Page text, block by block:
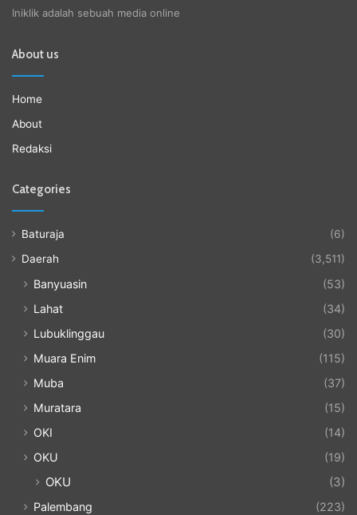
Iniklik adalah sebuah media online
About us
Home
About
Redaksi
Categories
Baturaja
(6)
Daerah
(3,511)
Banyuasin
(53)
Lahat
(34)
Lubuklinggau
(30)
Muara Enim
(115)
Muba
(37)
Muratara
(15)
OKI
(14)
OKU
(19)
OKU (3)
Palembang
(223)